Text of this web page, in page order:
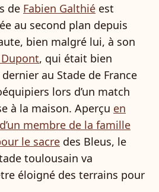
de Fabien Galthié est
au second plan depuis
bien malgré lui, à son
, qui était bien
au Stade de France
lors d’un match
à la maison. Aperçu en
membre de la famille
le sacre des Bleus, le
toulousain va
éloigné des terrains pour